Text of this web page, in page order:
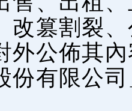
改篡割裂
外公佈其
份有限公